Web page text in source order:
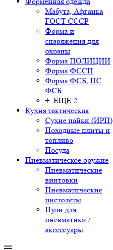
Мабута, Афганка
ГОСТ СССР
Форма и
снаряжения для
охраны
Форма ПОЛИЦИИ
Форма ФССП
Форма ФСБ, ПС
ФСБ
+ ЕЩЕ 2
Кухня тактическая
Сухие пайки (ИРП)
Походные плиты и
топливо
Посуда
Пневматическое оружие
Пневматические
винтовки
Пневматические
пистолеты
Пули для
пневматики /
аксессуары